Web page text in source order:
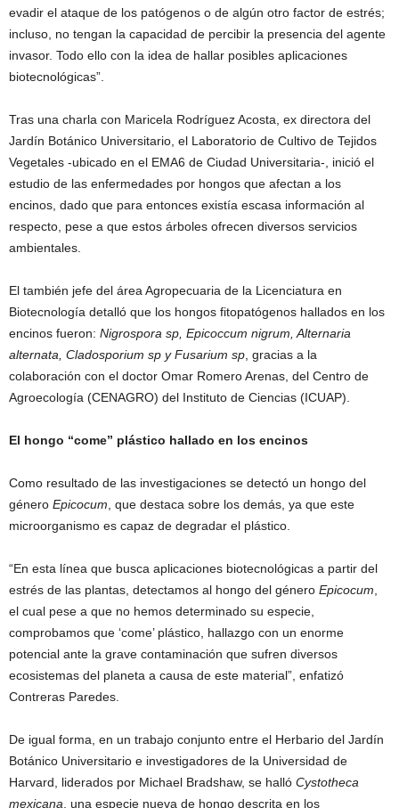
evadir el ataque de los patógenos o de algún otro factor de estrés;
incluso, no tengan la capacidad de percibir la presencia del agente
invasor. Todo ello con la idea de hallar posibles aplicaciones
biotecnológicas”.
Tras una charla con Maricela Rodríguez Acosta, ex directora del
Jardín Botánico Universitario, el Laboratorio de Cultivo de Tejidos
Vegetales -ubicado en el EMA6 de Ciudad Universitaria-, inició el
estudio de las enfermedades por hongos que afectan a los
encinos, dado que para entonces existía escasa información al
respecto, pese a que estos árboles ofrecen diversos servicios
ambientales.
El también jefe del área Agropecuaria de la Licenciatura en
Biotecnología detalló que los hongos fitopatógenos hallados en los
encinos fueron: Nigrospora sp, Epicoccum nigrum, Alternaria
alternata, Cladosporium sp y Fusarium sp, gracias a la
colaboración con el doctor Omar Romero Arenas, del Centro de
Agroecología (CENAGRO) del Instituto de Ciencias (ICUAP).
El hongo “come” plástico hallado en los encinos
Como resultado de las investigaciones se detectó un hongo del
género Epicocum, que destaca sobre los demás, ya que este
microorganismo es capaz de degradar el plástico.
“En esta línea que busca aplicaciones biotecnológicas a partir del
estrés de las plantas, detectamos al hongo del género Epicocum,
el cual pese a que no hemos determinado su especie,
comprobamos que ‘come’ plástico, hallazgo con un enorme
potencial ante la grave contaminación que sufren diversos
ecosistemas del planeta a causa de este material”, enfatizó
Contreras Paredes.
De igual forma, en un trabajo conjunto entre el Herbario del Jardín
Botánico Universitario e investigadores de la Universidad de
Harvard, liderados por Michael Bradshaw, se halló Cystotheca
mexicana, una especie nueva de hongo descrita en los